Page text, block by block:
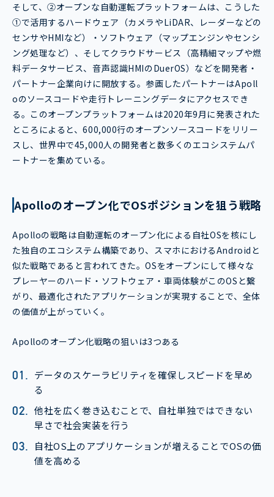
そして、②オープンな自動運転プラットフォームは、こうした
①で活用するハードウェア（カメラやLiDAR、レーダーなどの
センサやHMIなど）・ソフトウェア（マップエンジンやセンシ
ング処理など）、そしてクラウドサービス（高精細マップや燃
料データサービス、音声認識HMIのDuerOS）などを開発者・
パートナー企業向けに開放する。参画したパートナーはApoll
oのソースコードや走行トレーニングデータにアクセスでき
る。このオープンプラットフォームは2020年9月に発表された
ところによると、600,000行のオープンソースコードをリリー
スし、世界中で45,000人の開発者と数多くのエコシステムパ
ートナーを集めている。
Apolloのオープン化でOSポジションを狙う戦略
Apolloの戦略は自動運転のオープン化による自社OSを核にし
た独自のエコシステム構築であり、スマホにおけるAndroidと
似た戦略であると言われてきた。OSをオープンにして様々な
プレーヤーのハード・ソフトウェア・車両体験がこのOSと繋
がり、最適化されたアプリケーションが実現することで、全体
の価値が上がっていく。
Apolloのオープン化戦略の狙いは3つある
データのスケーラビリティを確保しスピードを早め
る
他社を広く巻き込むことで、自社単独ではできない
早さで社会実装を行う
自社OS上のアプリケーションが増えることでOSの価
値を高める